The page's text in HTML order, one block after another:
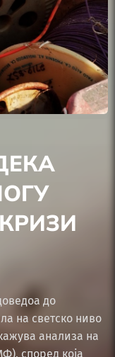
до
на светско ниво
анализа на
според која